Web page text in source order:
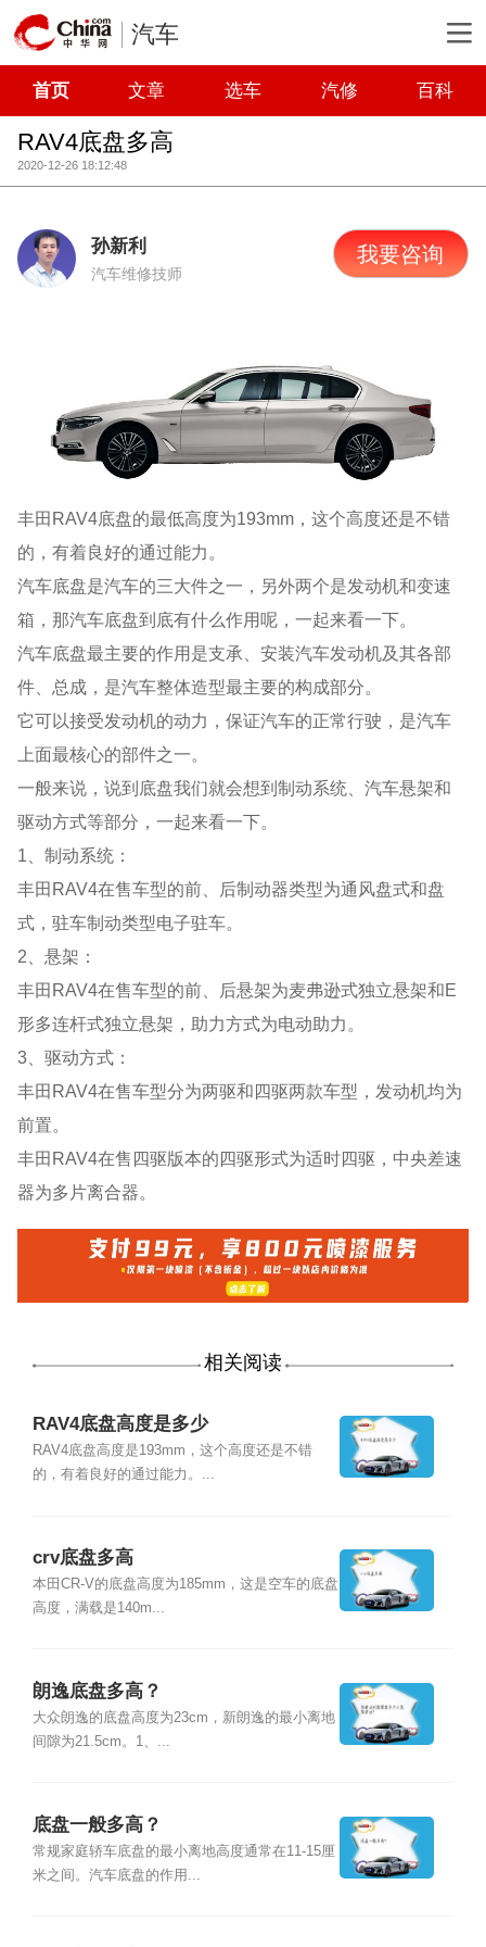
汽车
首页 文章 选车 汽修 百科
RAV4底盘多高
2020-12-26 18:12:48
孙新利
汽车维修技师
我要咨询
丰田RAV4底盘的最低高度为193mm，这个高度还是不错
的，有着良好的通过能力。
汽车底盘是汽车的三大件之一，另外两个是发动机和变速
箱，那汽车底盘到底有什么作用呢，一起来看一下。
汽车底盘最主要的作用是支承、安装汽车发动机及其各部
件、总成，是汽车整体造型最主要的构成部分。
它可以接受发动机的动力，保证汽车的正常行驶，是汽车
上面最核心的部件之一。
一般来说，说到底盘我们就会想到制动系统、汽车悬架和
驱动方式等部分，一起来看一下。
1、制动系统：
丰田RAV4在售车型的前、后制动器类型为通风盘式和盘
式，驻车制动类型电子驻车。
2、悬架：
丰田RAV4在售车型的前、后悬架为麦弗逊式独立悬架和E
形多连杆式独立悬架，助力方式为电动助力。
3、驱动方式：
丰田RAV4在售车型分为两驱和四驱两款车型，发动机均为
前置。
丰田RAV4在售四驱版本的四驱形式为适时四驱，中央差速
器为多片离合器。
相关阅读
RAV4底盘高度是多少
RAV4底盘高度是193mm，这个高度还是不错
的，有着良好的通过能力。...
crv底盘多高
本田CR-V的底盘高度为185mm，这是空车的底盘
高度，满载是140m...
朗逸底盘多高？
大众朗逸的底盘高度为23cm，新朗逸的最小离地
间隙为21.5cm。1、...
底盘一般多高？
常规家庭轿车底盘的最小离地高度通常在11-15厘
米之间。汽车底盘的作用...